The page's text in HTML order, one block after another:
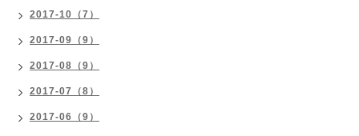
2017-10（7）
2017-09（9）
2017-08（9）
2017-07（8）
2017-06（9）